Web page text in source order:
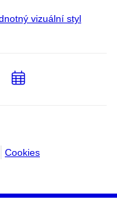
vizuální styl
Cookies
Přidat